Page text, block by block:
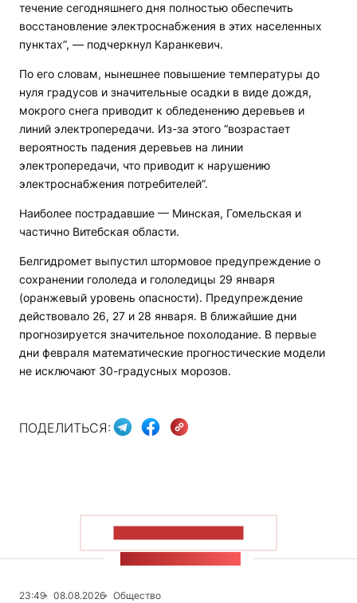
течение сегодняшнего дня полностью обеспечить
восстановление электроснабжения в этих населенных
пунктах”, — подчеркнул Каранкевич.
По его словам, нынешнее повышение температуры до
нуля градусов и значительные осадки в виде дождя,
мокрого снега приводит к обледенению деревьев и
линий электропередачи. Из-за этого “возрастает
вероятность падения деревьев на линии
электропередачи, что приводит к нарушению
электроснабжения потребителей”.
Наиболее пострадавшие — Минская, Гомельская и
частично Витебская области.
Белгидромет выпустил штормовое предупреждение о
сохранении гололеда и гололедицы 29 января
(оранжевый уровень опасности). Предупреждение
действовало 26, 27 и 28 января. В ближайшие дни
прогнозируется значительное похолодание. В первые
дни февраля математические прогностические модели
не исключают 30-градусных морозов.
ПОДЕЛИТЬСЯ:
23:49 08.08.2026
Общество